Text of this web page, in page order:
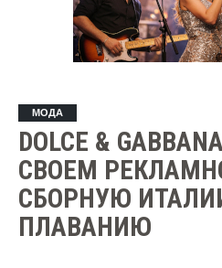
МОДА
DOLCE &
СВОЕМ
СБОРНУЮ
ПЛАВАНИЮ